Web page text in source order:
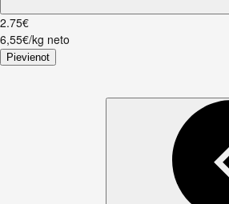
2.75€
6,55€/kg neto
Pievienot